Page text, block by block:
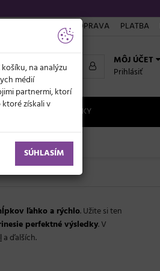
VŠETKO O NÁKUPE DOPRAVA PLATBA
MÔJ ÚČET
Prihlásiť
NOVINKY
ľahko a rýchlo. Užite si ten
perfektné výsledky. V
a ďalších.
na analýzu
médií
partnermi, ktorí
získali v
SÚHLASÍM